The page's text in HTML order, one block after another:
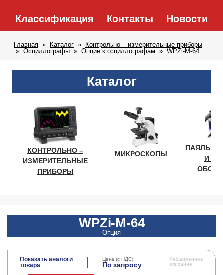
Классификация Контакты Новости
Главная Каталог
Контрольно – измерительные приборы
Осциллографы
Опции к осциллографам WPZi-M-64
Каталог
КОНТРОЛЬНО –
ИЗМЕРИТЕЛЬНЫЕ
ПРИБОРЫ
МИКРОСКОПЫ
И
WPZi-M-64
Опция
Показать аналоги
товара
Цена (с НДС):
По запросу
Расширенное
описание